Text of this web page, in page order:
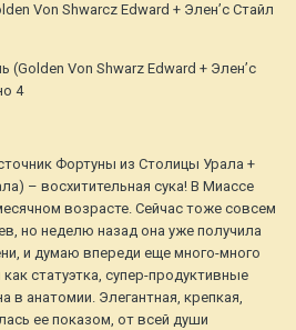
Von Shwarcz Edward + Элен’c Cтайл
Von Shwarz Edward + Элен’c
4
Фортуны из Столицы Урала +
– восхитительная сука! В Миассе
возрасте. Сейчас тоже совсем
но неделю назад она уже получила
и думаю впереди еще много-много
статуэтка, супер-продуктивные
в анатомии. Элегантная, крепкая,
ее показом, от всей души